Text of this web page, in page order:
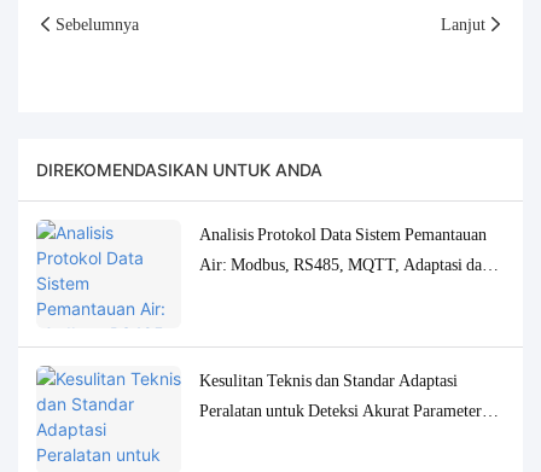
Sebelumnya Lanjut
DIREKOMENDASIKAN UNTUK ANDA
Analisis Protokol Data Sistem Pemantauan
Air: Modbus, RS485, MQTT, Adaptasi dan
Kesulitan Teknis dan Standar Adaptasi
Peralatan untuk Deteksi Akurat Parameter